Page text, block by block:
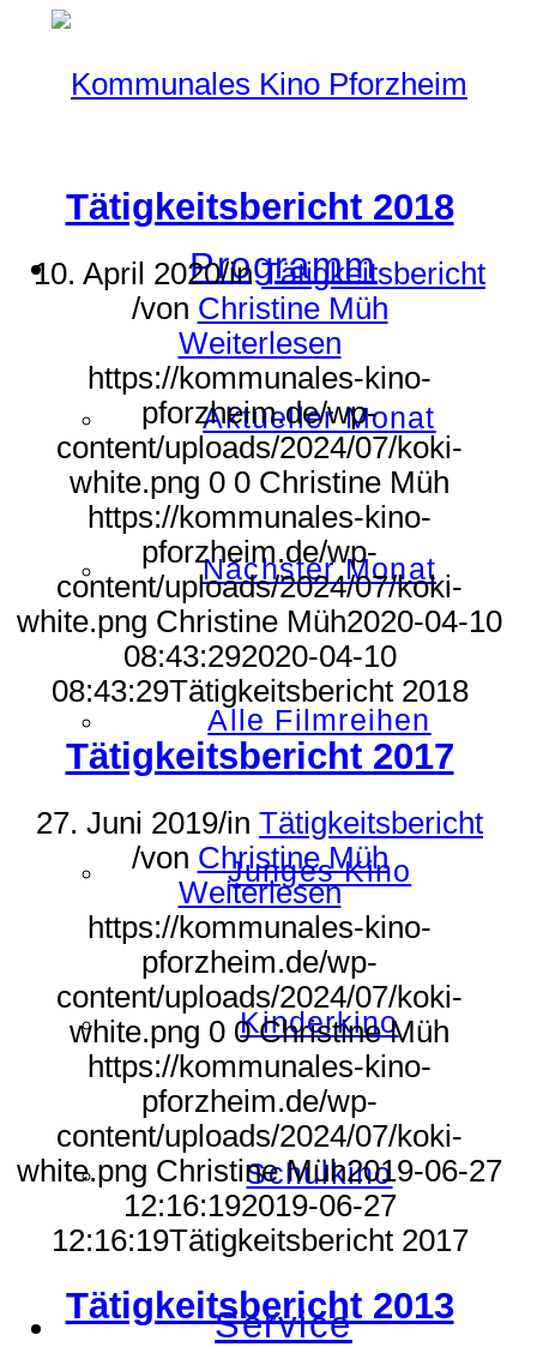
Programm
Aktueller Monat
Nächster Monat
Alle Filmreihen
Junges Kino
Kinderkino
Schulkino
Service
Tätigkeitsbericht 2018
10. April 2020/inTätigkeitsbericht
/von Christine Müh
Weiterlesen
https://kommunales-kino-
pforzheim.de/wp-
content/uploads/2024/07/koki-
white.png 0 0 Christine Müh
https://kommunales-kino-
pforzheim.de/wp-
content/uploads/2024/07/koki-
white.png Christine Müh2020-04-10
08:43:292020-04-10
08:43:29Tätigkeitsbericht 2018
Tätigkeitsbericht 2017
27. Juni 2019/in Tätigkeitsbericht
/von Christine Müh
Weiterlesen
https://kommunales-kino-
pforzheim.de/wp-
content/uploads/2024/07/koki-
white.png 0 0 Christine Müh
https://kommunales-kino-
pforzheim.de/wp-
content/uploads/2024/07/koki-
white.png Christine Müh2019-06-27
12:16:192019-06-27
12:16:19Tätigkeitsbericht 2017
Tätigkeitsbericht 2013